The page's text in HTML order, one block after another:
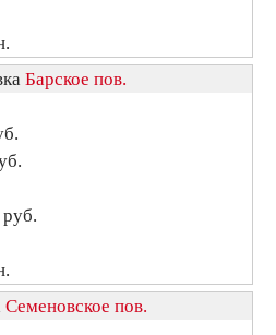
Барское пов.
Семеновское пов.